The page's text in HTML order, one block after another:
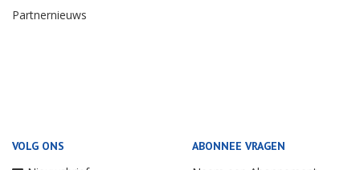
Partnernieuws
VOLG ONS ABONNEE VRAGEN